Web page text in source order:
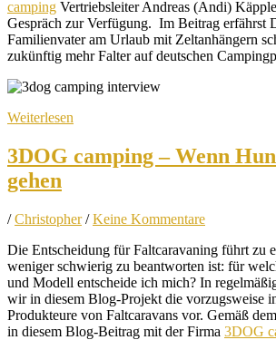
camping Vertriebsleiter Andreas (Andi)
Gespräch zur Verfügung. Im Beitrag erfährst
Familienvater am Urlaub mit Zeltanhängern
zukünftig mehr Falter auf deutschen
Weiterlesen
3DOG camping – Wenn
gehen
/Christopher /Keine Kommentare
Die Entscheidung für Faltcaravaning führt zu
weniger schwierig zu beantworten ist: für
und Modell entscheide ich mich? In
wir in diesem Blog-Projekt die vorzugsweise
Produkteure von Faltcaravans vor. Gemäß
in diesem Blog-Beitrag mit der Firma 3DOG